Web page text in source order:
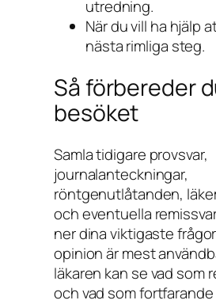
utredning.
När du vill ha hjälp
nästa rimliga steg.
Så förbereder
besöket
Samla tidigare provsvar,
journalanteckningar,
röntgenutlåtanden,
och eventuella
ner dina viktigaste
opinion är mest
läkaren kan se vad som
och vad som fortfarande